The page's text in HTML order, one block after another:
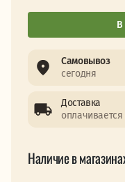
В
Самовывоз
сегодня
Доставка
оплачивается
Наличие в